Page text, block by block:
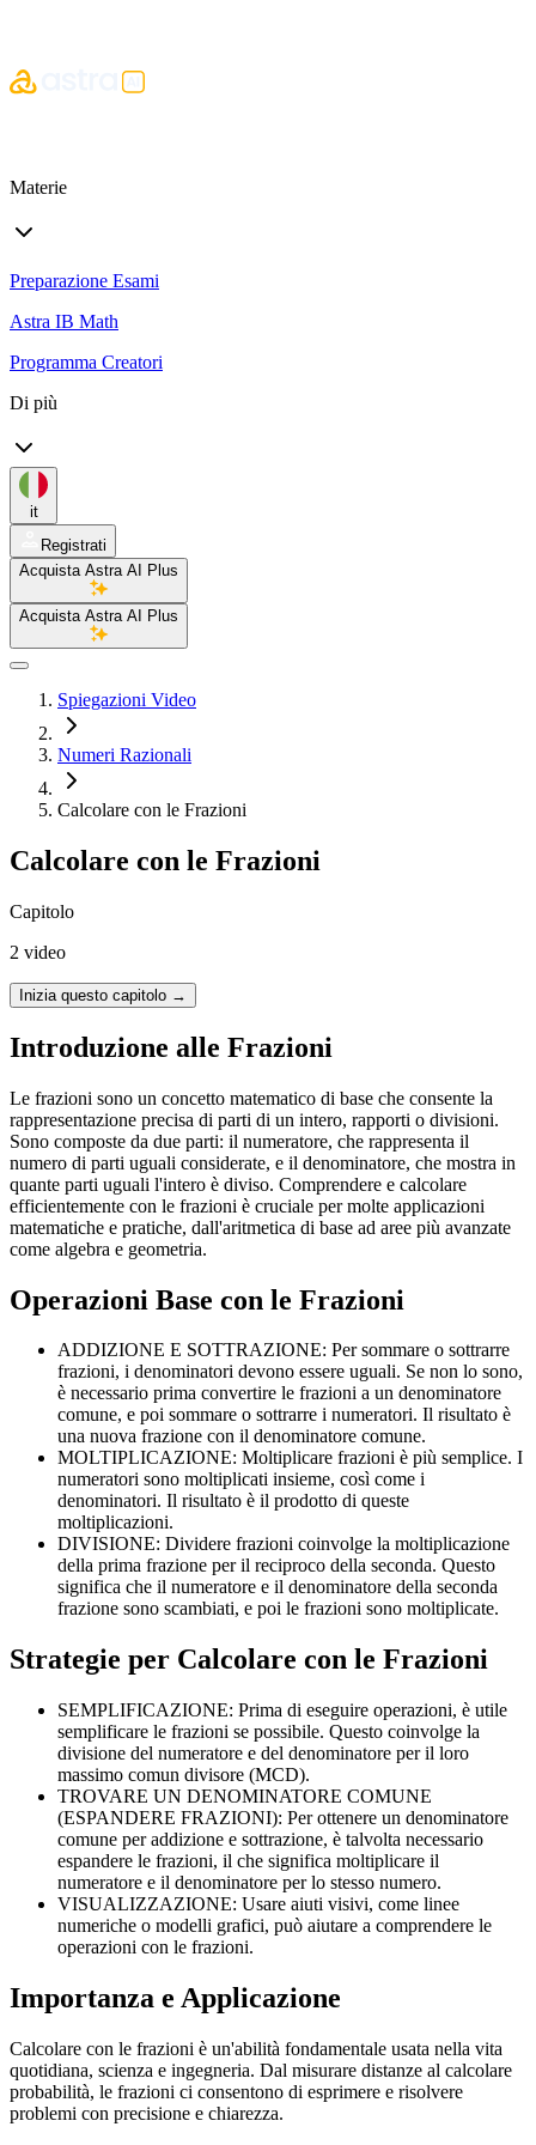
Materie
Preparazione Esami
Astra IB Math
Programma Creatori
Di più
it
Registrati
Acquista Astra AI Plus
Acquista Astra AI Plus
Spiegazioni Video
Numeri Razionali
Calcolare con le Frazioni
Calcolare con le Frazioni
Capitolo
2 video
Inizia questo capitolo →
Introduzione alle Frazioni
Le frazioni sono un concetto matematico di base che consente la
rappresentazione precisa di parti di un intero, rapporti o divisioni.
Sono composte da due parti: il numeratore, che rappresenta il
numero di parti uguali considerate, e il denominatore, che mostra in
quante parti uguali l'intero è diviso. Comprendere e calcolare
efficientemente con le frazioni è cruciale per molte applicazioni
matematiche e pratiche, dall'aritmetica di base ad aree più avanzate
come algebra e geometria.
Operazioni Base con le Frazioni
ADDIZIONE E SOTTRAZIONE: Per sommare o sottrarre
frazioni, i denominatori devono essere uguali. Se non lo sono,
è necessario prima convertire le frazioni a un denominatore
comune, e poi sommare o sottrarre i numeratori. Il risultato è
una nuova frazione con il denominatore comune.
MOLTIPLICAZIONE: Moltiplicare frazioni è più semplice. I
numeratori sono moltiplicati insieme, così come i
denominatori. Il risultato è il prodotto di queste
moltiplicazioni.
DIVISIONE: Dividere frazioni coinvolge la moltiplicazione
della prima frazione per il reciproco della seconda. Questo
significa che il numeratore e il denominatore della seconda
frazione sono scambiati, e poi le frazioni sono moltiplicate.
Strategie per Calcolare con le Frazioni
SEMPLIFICAZIONE: Prima di eseguire operazioni, è utile
semplificare le frazioni se possibile. Questo coinvolge la
divisione del numeratore e del denominatore per il loro
massimo comun divisore (MCD).
TROVARE UN DENOMINATORE COMUNE
(ESPANDERE FRAZIONI): Per ottenere un denominatore
comune per addizione e sottrazione, è talvolta necessario
espandere le frazioni, il che significa moltiplicare il
numeratore e il denominatore per lo stesso numero.
VISUALIZZAZIONE: Usare aiuti visivi, come linee
numeriche o modelli grafici, può aiutare a comprendere le
operazioni con le frazioni.
Importanza e Applicazione
Calcolare con le frazioni è un'abilità fondamentale usata nella vita
quotidiana, scienza e ingegneria. Dal misurare distanze al calcolare
probabilità, le frazioni ci consentono di esprimere e risolvere
problemi con precisione e chiarezza.